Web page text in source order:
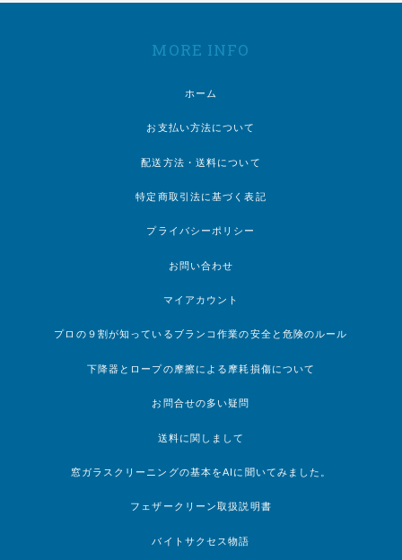
MORE INFO
ホーム
お支払い方法について
配送方法・送料について
特定商取引法に基づく表記
プライバシーポリシー
お問い合わせ
マイアカウント
プロの９割が知っているブランコ作業の安全と危険のルール
下降器とロープの摩擦による摩耗損傷について
お問合せの多い疑問
送料に関しまして
窓ガラスクリーニングの基本をAIに聞いてみました。
フェザークリーン取扱説明書
バイトサクセス物語